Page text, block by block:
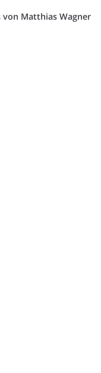
Matthias Wagner